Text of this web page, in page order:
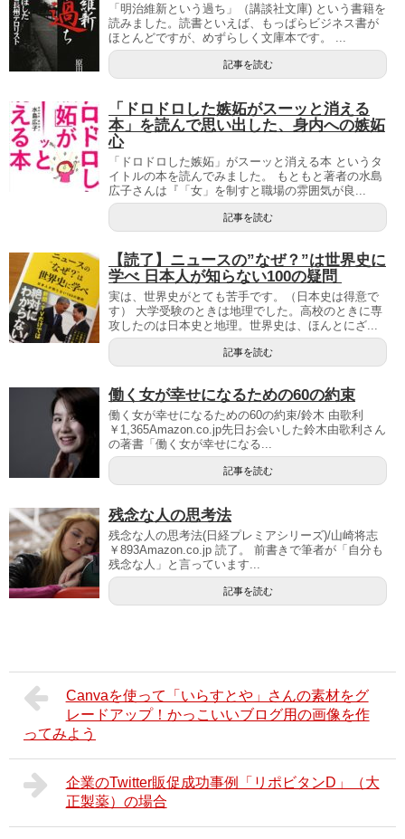
「明治維新という過ち」（講談社文庫) という書籍を
読みました。読書といえば、もっぱらビジネス書が
ほとんどですが、めずらしく文庫本です。 ...
記事を読む
「ドロドロした嫉妬がスーッと消える
本」を読んで思い出した、身内への嫉妬
心
「ドロドロした嫉妬」がスーッと消える本 というタ
イトルの本を読んでみました。 もともと著者の水島
広子さんは『「女」を制すと職場の雰囲気が良...
記事を読む
【読了】ニュースの”なぜ？”は世界史に
学べ 日本人が知らない100の疑問
実は、世界史がとても苦手です。（日本史は得意で
す） 大学受験のときは地理でした。高校のときに専
攻したのは日本史と地理。世界史は、ほんとにざ...
記事を読む
働く女が幸せになるための60の約束
働く女が幸せになるための60の約束/鈴木 由歌利
￥1,365Amazon.co.jp先日お会いした鈴木由歌利さん
の著書「働く女が幸せになる...
記事を読む
残念な人の思考法
残念な人の思考法(日経プレミアシリーズ)/山崎将志
￥893Amazon.co.jp 読了。 前書きで筆者が「自分も
残念な人」と言っています...
記事を読む
Canvaを使って「いらすとや」さんの素材をグ
レードアップ！かっこいいブログ用の画像を作
ってみよう
企業のTwitter販促成功事例「リポビタンD」（大
正製薬）の場合